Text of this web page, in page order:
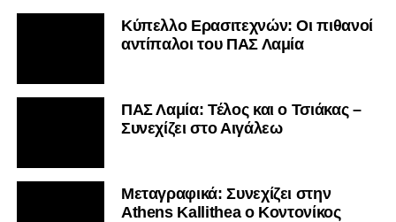
Κύπελλο Ερασιτεχνών: Οι πιθανοί
αντίπαλοι του ΠΑΣ Λαμία
ΠΑΣ Λαμία: Τέλος και ο Τσιάκας –
Συνεχίζει στο Αιγάλεω
Mεταγραφικά: Συνεχίζει στην
Athens Kallithea ο Κοντονίκος